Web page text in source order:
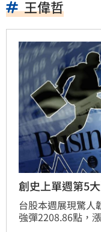
王偉哲
創史上單週第5
台股本週展現驚人
強彈2208.86點，